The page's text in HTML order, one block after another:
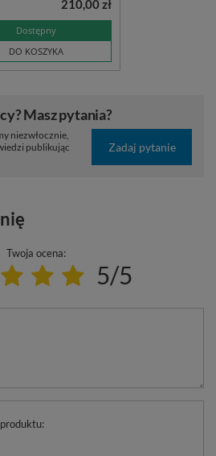
Dostępny
DO KOSZYKA
210,00 zł
Masz pytania?
niezwłocznie,
publikując
Zadaj pytanie
Twoja ocena:
5/5